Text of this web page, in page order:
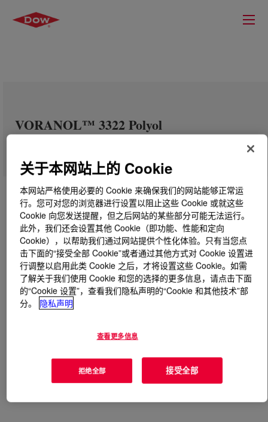
VORANOL™ 3322 Polyol
什么是VORANOL™ 3322 Polyol?
质块状聚氨酯泡沫。该产品不含 BHT，且在所有类型的
泡沫机械上具有良好的可加工性。它可在有或没有辅助发
泡剂的情况下使用，以生产低密度到高密度的各种泡沫等
级。该产品可通过先进的标准块状设备进行加工。
关于本网站上的 Cookie
本网站严格使用必要的 Cookie 来确保我们的网站能够正常运
行。您可对您的浏览器进行设置以阻止这些 Cookie 或就这些
Cookie 向您发送提醒，但之后网站的某些部分可能无法运行。
此外，我们还会设置其他 Cookie（即功能、性能和定向
Cookie），以帮助我们通过网站提供个性化体验。只有当您点
击下面的“接受全部 Cookie”或者通过其他方式对 Cookie 设置进
行调整以启用此类 Cookie 之后，才将设置这些 Cookie。如需
了解关于我们使用 Cookie 和您的选择的更多信息，请点击下面
的“Cookie 设置”，查看我们隐私声明的“Cookie 和其他技术”部
分。
隐私声明
查看更多信息
拒绝全部 接受全部